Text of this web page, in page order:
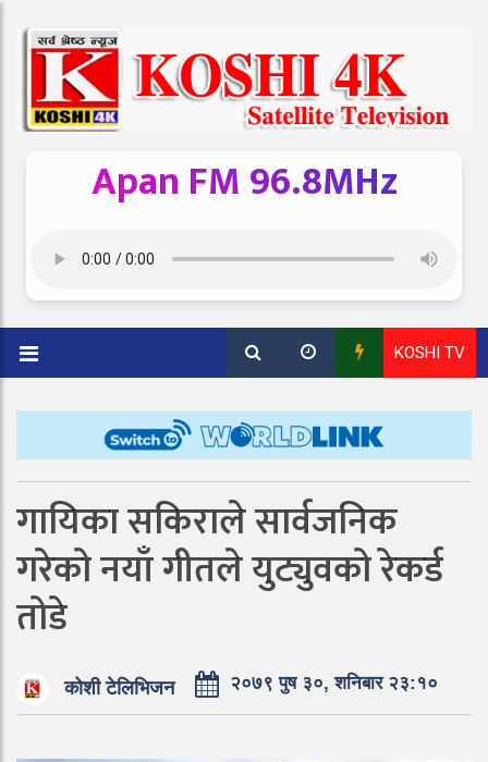
Apan FM 96.8MHz
KOSHI TV
गायिका सकिराले सार्वजनिक
गरेको नयाँ गीतले युट्युवको रेकर्ड
तोडे
कोशी टेलिभिजन २०७९ पुष ३०, शनिबार २३:१०